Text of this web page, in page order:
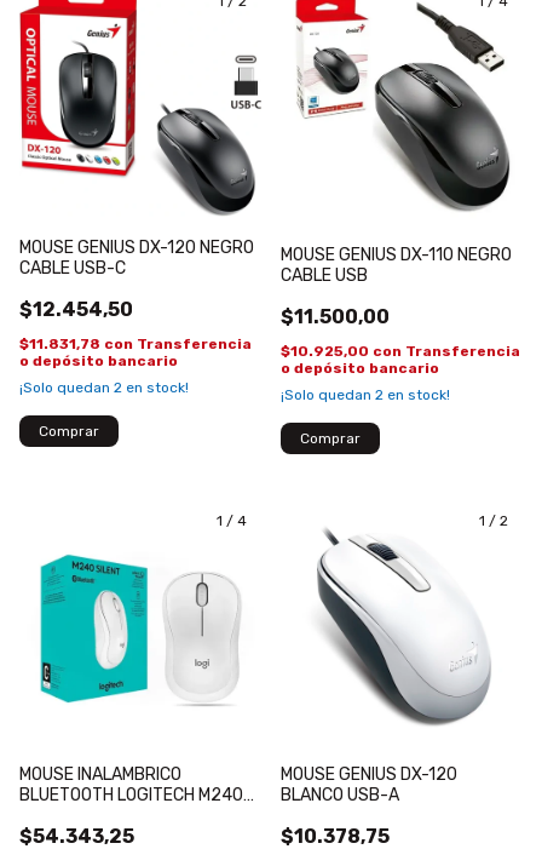
MOUSE GENIUS DX-120 NEGRO
CABLE USB-C
$12.454,50
$11.831,78 con Transferencia
o depósito bancario
¡Solo quedan 2 en stock!
MOUSE GENIUS DX-110 NEGRO
CABLE USB
$11.500,00
$10.925,00 con Transferencia
o depósito bancario
¡Solo quedan 2 en stock!
1 / 4
MOUSE INALAMBRICO
BLUETOOTH LOGITECH M240
$54.343,25
1 / 2
MOUSE GENIUS DX-120
BLANCO USB-A
$10.378,75